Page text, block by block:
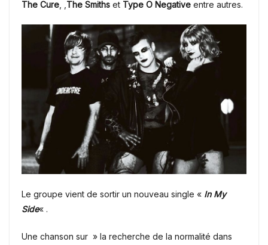
The Cure
The Smiths et Type O Negative entre autres.
Le groupe vient de sortir un nouveau single « In My
Side« .
Une chanson sur » la recherche de la normalité dans